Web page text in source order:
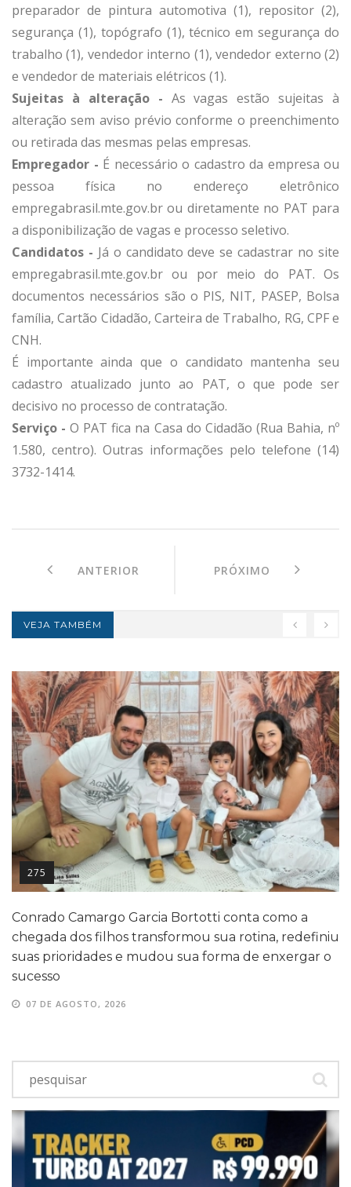
preparador de pintura automotiva (1), repositor (2),
segurança (1), topógrafo (1), técnico em segurança do
trabalho (1), vendedor interno (1), vendedor externo (2)
e vendedor de materiais elétricos (1).
Sujeitas à alteração - As vagas estão sujeitas à
alteração sem aviso prévio conforme o preenchimento
ou retirada das mesmas pelas empresas.
Empregador - É necessário o cadastro da empresa ou
pessoa física no endereço eletrônico
empregabrasil.mte.gov.br ou diretamente no PAT para
a disponibilização de vagas e processo seletivo.
Candidatos - Já o candidato deve se cadastrar no site
empregabrasil.mte.gov.br ou por meio do PAT. Os
documentos necessários são o PIS, NIT, PASEP, Bolsa
família, Cartão Cidadão, Carteira de Trabalho, RG, CPF e
CNH.
É importante ainda que o candidato mantenha seu
cadastro atualizado junto ao PAT, o que pode ser
decisivo no processo de contratação.
Serviço -O PAT fica na Casa do Cidadão (Rua Bahia, nº
1.580, centro). Outras informações pelo telefone (14)
3732-1414.
ANTERIOR PRÓXIMO
VEJA TAMBÉM
275
Conrado Camargo Garcia Bortotti conta como a
chegada dos filhos transformou sua rotina, redefiniu
suas prioridades e mudou sua forma de enxergar o
sucesso
07 DE AGOSTO, 2026